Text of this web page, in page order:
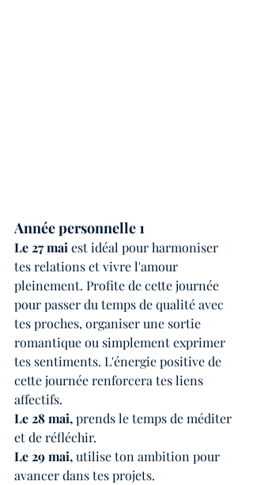
Année personnelle 1
Le 27 mai est idéal pour harmoniser
tes relations et vivre l'amour
pleinement. Profite de cette journée
pour passer du temps de qualité avec
tes proches, organiser une sortie
romantique ou simplement exprimer
tes sentiments. L'énergie positive de
cette journée renforcera tes liens
affectifs.
Le 28 mai, prends le temps de méditer
et de réfléchir.
Le 29 mai, utilise ton ambition pour
avancer dans tes projets.